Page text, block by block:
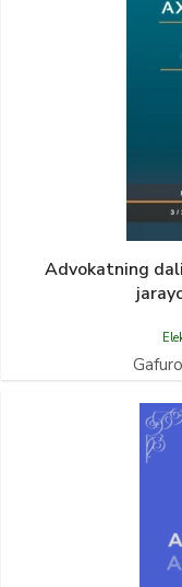
Advokatning